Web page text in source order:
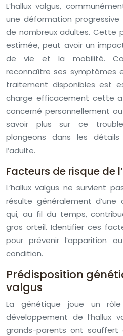
L’hallux valgus,
une déformation
de nombreux adultes. Cette
estimée, peut avoir un
de vie et la mobilité.
reconnaître ses symptômes
traitement disponibles est
charge efficacement cette
concerné personnellement
savoir plus sur ce
plongeons dans les détails
l’adulte.
Facteurs de risque de
L’hallux valgus ne survient
résulte généralement
qui, au fil du temps,
gros orteil. Identifier ces
pour prévenir l’apparition
condition.
Prédisposition
valgus
La génétique joue un
développement de l’hallux
grands-parents ont